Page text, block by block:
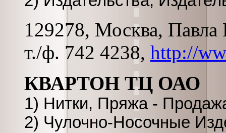
129278, Москва, Павла
т./ф. 742 4238, http://
КВАРТОН ТЦ ОАО
1) Нитки, Пряжа -
2) Чулочно-Носочные